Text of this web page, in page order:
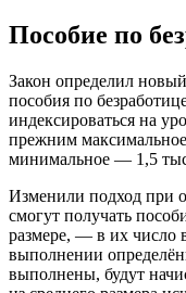
Пособие по
Закон определил
пособия по
индексироваться на
прежним
минимальное — 1,5
Изменили подход при
смогут получать
размере, — в их число
выполнении
выполнены, будут